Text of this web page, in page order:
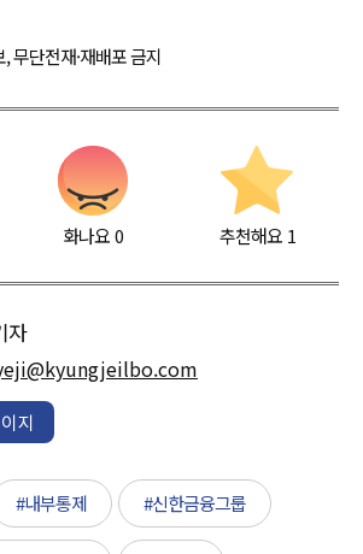
단전재·재배포 금지
화나요0 추천해요 1
자
지
#내부통제 #신한금융그룹